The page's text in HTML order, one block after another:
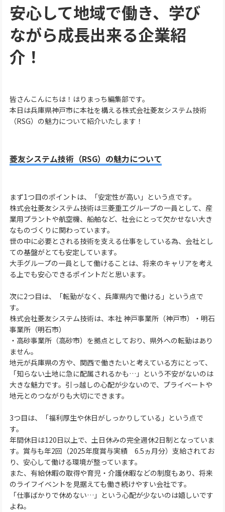
安心して地域で働き、学び
ながら成長出来る企業紹
介！
皆さんこんにちは！はりまっち編集部です。
本日は兵庫県神戸市に本社を構える株式会社菱友システム技術
（RSG）の魅力について紹介いたします！
菱友システム技術（RSG）の魅力について
まず1つ目のポイントは、「安定性が高い」という点です。
株式会社菱友システム技術は三菱重工グループの一員として、産
業用プラントや航空機、船舶など、社会にとって欠かせない大き
なものづくりに関わっています。
世の中に必要とされる技術を支える仕事をしている為、会社とし
ての基盤がとても安定しています。
大手グループの一員として働けることは、将来のキャリアを考え
る上でも安心できるポイントだと思います。
次に2つ目は、「転勤がなく、兵庫県内で働ける」という点で
す。
株式会社菱友システム技術は、本社 神戸事業所（神戸市）・明石
事業所（明石市）
・高砂事業所（高砂市）を拠点としており、県外への転勤はあり
ません。
地元が兵庫県の方や、関西で働きたいと考えている方にとって、
「知らない土地に急に配属されるかも…」という不安がないのは
大きな魅力です。引っ越しの心配が少ないので、プライベートや
地元とのつながりも大切にできます。
3つ目は、「福利厚生や休日がしっかりしている」という点で
す。
年間休日は120日以上で、土日休みの完全週休2日制となっていま
す。賞与も年2回（2025年度賞与実績 6.5ヵ月分）支給されてお
り、安心して働ける環境が整っています。
また、有給休暇の取得や育児・介護休暇などの制度もあり、将来
のライフイベントを見据えても働き続けやすい会社です。
「仕事ばかりで休めない…」という心配が少ないのは嬉しいです
よね。